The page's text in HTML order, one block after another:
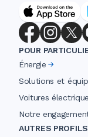
POUR
Énergie
Solutions et
Voitures
Notre
AUTRES PROFILS